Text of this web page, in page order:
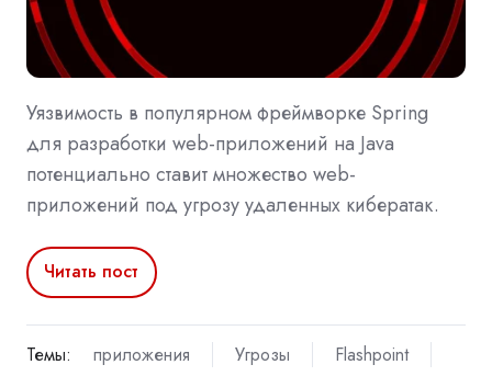
Уязвимость в популярном фреймворке Spring
для разработки web-приложений на Java
потенциально ставит множество web-
приложений под угрозу удаленных кибератак.
Читать пост
Темы: приложения Угрозы
Flashpoint